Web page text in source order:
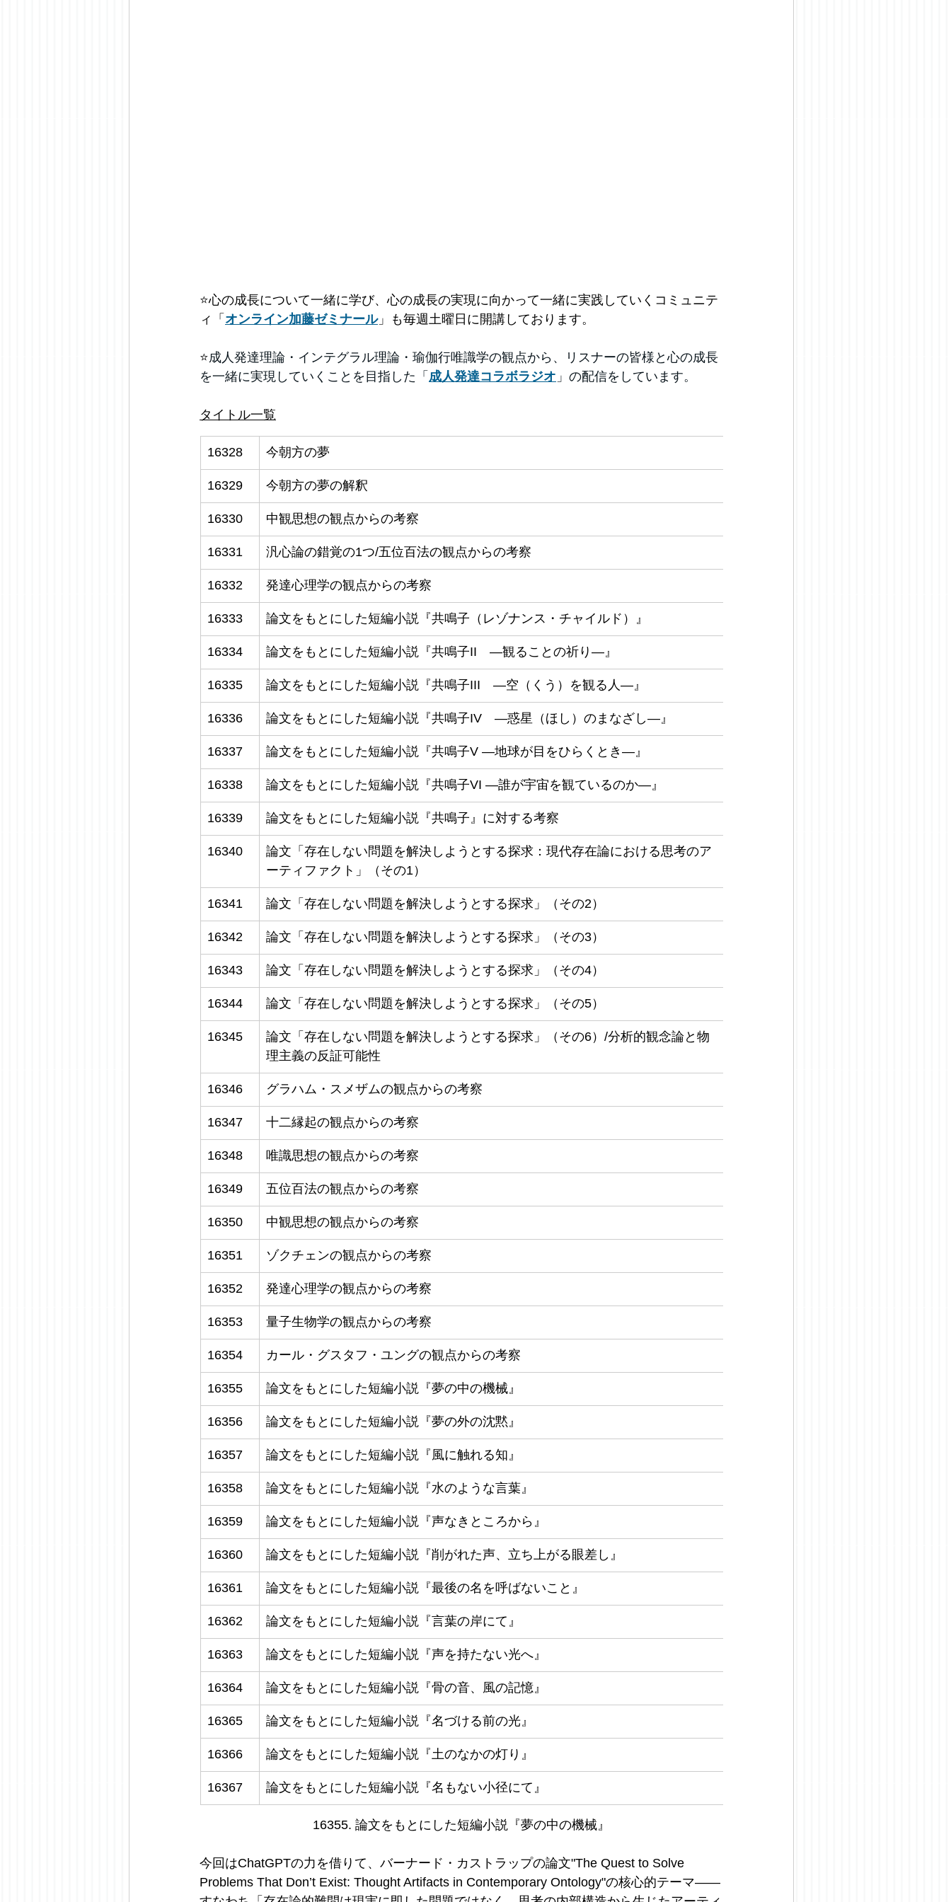
⭐️心の成長について一緒に学び、心の成長の実現に向かって一緒に実践していくコミュニテ
ィ「 オンライン加藤ゼミナール」も毎週土曜日に開講しております。
⭐️成人発達理論・インテグラル理論・瑜伽行唯識学の観点から、リスナーの皆様と心の成長
を一緒に実現していくことを目指した「 成人発達コラボラジオ 」の配信をしています。
タイトル一覧
16328 今朝方の夢
16329 今朝方の夢の解釈
16330 中観思想の観点からの考察
16331 汎心論の錯覚の1つ/五位百法の観点からの考察
16332 発達心理学の観点からの考察
16333 論文をもとにした短編小説『共鳴子（レゾナンス・チャイルド）』
16334 論文をもとにした短編小説『共鳴子II　―観ることの祈り―』
16335 論文をもとにした短編小説『共鳴子III　―空（くう）を観る人―』
16336 論文をもとにした短編小説『共鳴子IV　―惑星（ほし）のまなざし―』
16337 論文をもとにした短編小説『共鳴子V ―地球が目をひらくとき―』
16338 論文をもとにした短編小説『共鳴子VI ―誰が宇宙を観ているのか―』
16339 論文をもとにした短編小説『共鳴子』に対する考察
16340
論文「存在しない問題を解決しようとする探求：現代存在論における思考のア
ーティファクト」（その1）
16341 論文「存在しない問題を解決しようとする探求」（その2）
16342 論文「存在しない問題を解決しようとする探求」（その3）
16343 論文「存在しない問題を解決しようとする探求」（その4）
16344 論文「存在しない問題を解決しようとする探求」（その5）
16345
論文「存在しない問題を解決しようとする探求」（その6）/分析的観念論と物
理主義の反証可能性
16346 グラハム・スメザムの観点からの考察
16347 十二縁起の観点からの考察
16348 唯識思想の観点からの考察
16349 五位百法の観点からの考察
16350 中観思想の観点からの考察
16351 ゾクチェンの観点からの考察
16352 発達心理学の観点からの考察
16353 量子生物学の観点からの考察
16354 カール・グスタフ・ユングの観点からの考察
16355 論文をもとにした短編小説『夢の中の機械』
16356 論文をもとにした短編小説『夢の外の沈黙』
16357 論文をもとにした短編小説『風に触れる知』
16358 論文をもとにした短編小説『水のような言葉』
16359 論文をもとにした短編小説『声なきところから』
16360 論文をもとにした短編小説『削がれた声、立ち上がる眼差し』
16361 論文をもとにした短編小説『最後の名を呼ばないこと』
16362 論文をもとにした短編小説『言葉の岸にて』
16363 論文をもとにした短編小説『声を持たない光へ』
16364 論文をもとにした短編小説『骨の音、風の記憶』
16365 論文をもとにした短編小説『名づける前の光』
16366 論文をもとにした短編小説『土のなかの灯り』
16367 論文をもとにした短編小説『名もない小径にて』
16355. 論文をもとにした短編小説『夢の中の機械』
今回はChatGPTの力を借りて、バーナード・カストラップの論文"The Quest to Solve
Problems That Don’t Exist: Thought Artifacts in Contemporary Ontology"の核心的テーマ——